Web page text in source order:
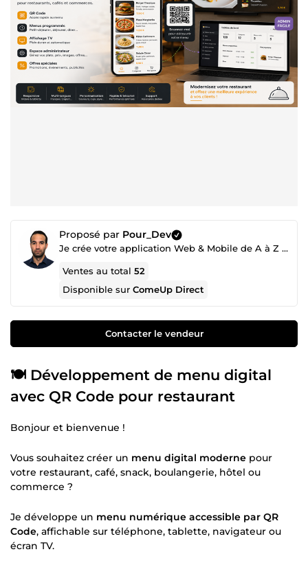
Proposé par Pour_Dev
Je crée votre application Web & Mobile de A à Z | Livraison rapide • Code propre
Ventes au total52
Disponible surComeUp Direct
Contacter le vendeur
🍽️ Développement de menu digital
avec QR Code pour restaurant
Bonjour et bienvenue !
Vous souhaitez créer un menu digital moderne pour
votre restaurant, café, snack, boulangerie, hôtel ou
commerce ?
Je développe un menu numérique accessible par QR
Code, affichable sur téléphone, tablette, navigateur ou
écran TV.